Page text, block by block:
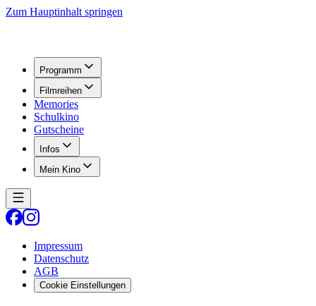
Zum Hauptinhalt springen
Programm
Filmreihen
Memories
Schulkino
Gutscheine
Infos
Mein Kino
Impressum
Datenschutz
AGB
Cookie Einstellungen